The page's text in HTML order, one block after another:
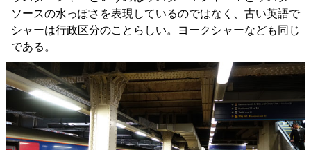
ソースの水っぽさを表現しているのではなく、古い英語で
シャーは行政区分のことらしい。ヨークシャーなども同じ
である。